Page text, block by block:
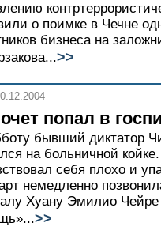
о поимке в Чечне
бизнеса на
>>
попал в
бывший диктатор
на больничной
себя плохо и
немедленно
Хуану Эмилио
>>